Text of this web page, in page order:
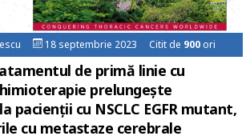
18 septembrie 2023 Citit de 900 ori
de primă linie cu
prelungeşte
pacienţii cu NSCLC EGFR mutant,
cu metastaze cerebrale